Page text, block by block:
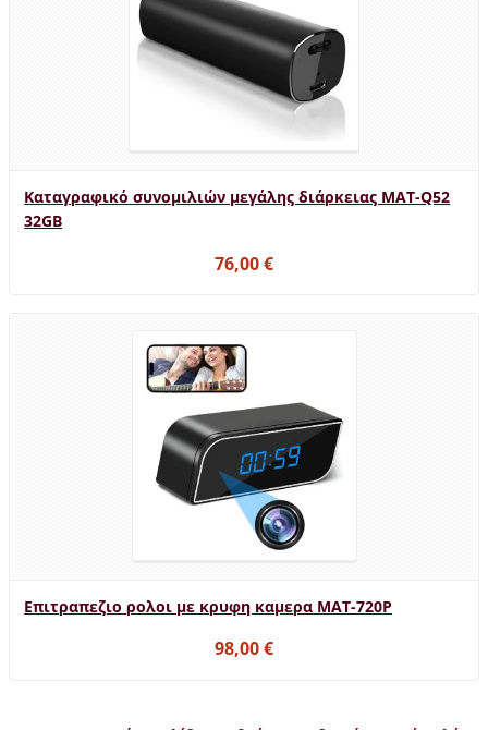
Καταγραφικό συνομιλιών μεγάλης διάρκειας MAT-Q52
32GB
76,00 €
Επιτραπεζιο ρολοι με κρυφη καμερα MAT-720P
98,00 €